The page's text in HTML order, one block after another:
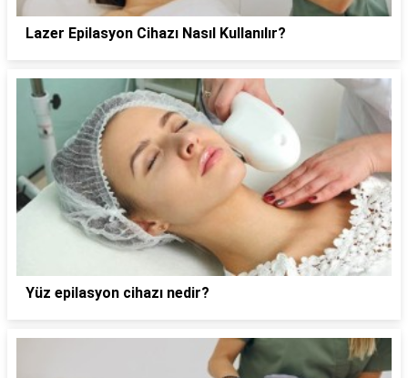
Lazer Epilasyon Cihazı Nasıl Kullanılır?
Yüz epilasyon cihazı nedir?